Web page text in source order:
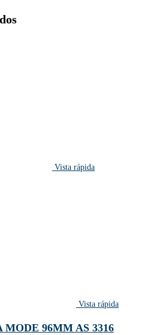
Vista rápida
Vista rápida
MODE 96MM AS 3316